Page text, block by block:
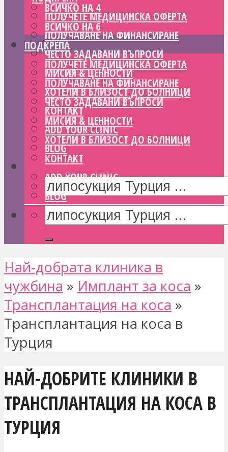
ПОЛУЧЕТЕ МЕДИЦИНСКА ОФЕРТА
ПОЛУЧАВАНЕ НА ФИНАНСИРАНЕ
ЧЕСТО ЗАДАВАНИ ВЪПРОСИ
МИСИЯ & ЦЕННОСТИ
ХОТЕЛИ В БЛИЗОСТ ДО БОЛНИЦИ
КОНТАКТ
ADD YOUR CLINIC
BLOG
ВСИЧКО НА 4
ВСИЧКО НА 6
ПОДКРЕПА
ПОЛУЧЕТЕ МЕДИЦИНСКА ОФЕРТА
ПОЛУЧАВАНЕ НА ФИНАНСИРАНЕ
ЧЕСТО ЗАДАВАНИ ВЪПРОСИ
МИСИЯ & ЦЕННОСТИ
ХОТЕЛИ В БЛИЗОСТ ДО БОЛНИЦИ
КОНТАКТ
ADD YOUR CLINIC
BLOG
Най-добрата клиника в
чужбина » Имплант за коса »
Трансплантация на коса »
Трансплантация на коса в
Турция
НАЙ-ДОБРИТЕ КЛИНИКИ В
ТРАНСПЛАНТАЦИЯ НА КОСА В
ТУРЦИЯ